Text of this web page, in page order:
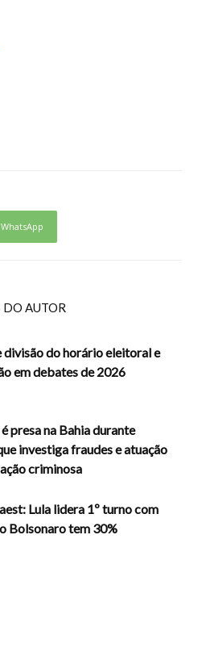
WhatsApp
DO AUTOR
divisão do horário eleitoral e
em debates de 2026
presa na Bahia durante
investiga fraudes e atuação
criminosa
Lula lidera 1º turno com
Bolsonaro tem 30%